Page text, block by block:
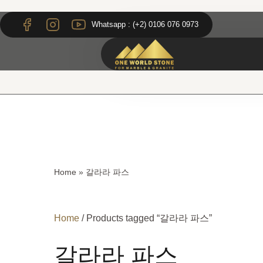
Whatsapp : (+2) 0106 076 0973
to
content
to
content
Home » 갈라라 파스
Home / Products tagged “갈라라 파스”
갈라라 파스